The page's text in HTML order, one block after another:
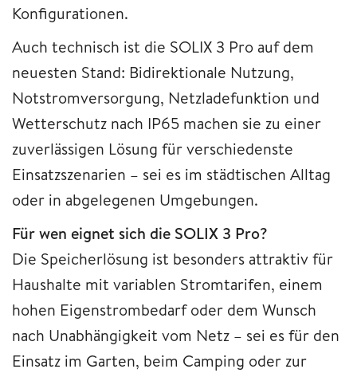
Konfigurationen.
Auch technisch ist die SOLIX 3 Pro auf dem
neuesten Stand: Bidirektionale Nutzung,
Notstromversorgung, Netzladefunktion und
Wetterschutz nach IP65 machen sie zu einer
zuverlässigen Lösung für verschiedenste
Einsatzszenarien – sei es im städtischen Alltag
oder in abgelegenen Umgebungen.
Für wen eignet sich die SOLIX 3 Pro?
Die Speicherlösung ist besonders attraktiv für
Haushalte mit variablen Stromtarifen, einem
hohen Eigenstrombedarf oder dem Wunsch
nach Unabhängigkeit vom Netz – sei es für den
Einsatz im Garten, beim Camping oder zur